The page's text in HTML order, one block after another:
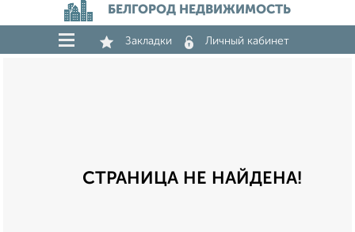
БЕЛГОРОД НЕДВИЖИМОСТЬ
Закладки Личный кабинет
СТРАНИЦА НЕ НАЙДЕНА!